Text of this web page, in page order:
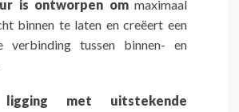
is ontworpen ommaximaal
binnen te laten en creëert een
verbinding tussen binnen- en
ligging met uitstekende